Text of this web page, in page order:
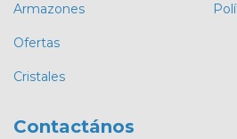
Armazones
Ofertas
Cristales
Contactános